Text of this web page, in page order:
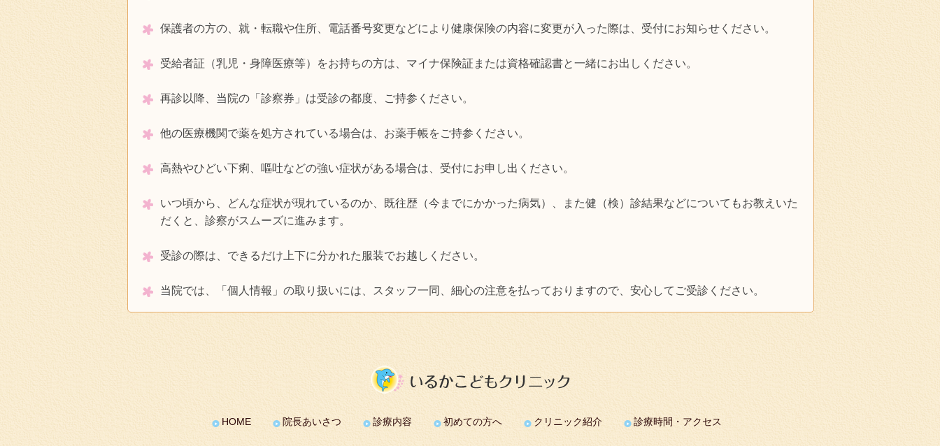
保護者の方の、就・転職や住所、電話番号変更などにより健康保険の内容に変更が入った際は、受付にお知らせください。
受給者証（乳児・身障医療等）をお持ちの方は、マイナ保険証または資格確認書と一緒にお出しください。
再診以降、当院の「診察券」は受診の都度、ご持参ください。
他の医療機関で薬を処方されている場合は、お薬手帳をご持参ください。
高熱やひどい下痢、嘔吐などの強い症状がある場合は、受付にお申し出ください。
いつ頃から、どんな症状が現れているのか、既往歴（今までにかかった病気）、また健（検）診結果などについてもお教えいた
だくと、診察がスムーズに進みます。
受診の際は、できるだけ上下に分かれた服装でお越しください。
当院では、「個人情報」の取り扱いには、スタッフ一同、細心の注意を払っておりますので、安心してご受診ください。
HOME 院長あいさつ 診療内容 初めての方へ クリニック紹介 診療時間・アクセス